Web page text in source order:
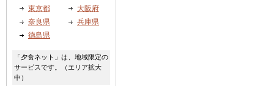
東京都
大阪府
奈良県
兵庫県
徳島県
「夕食ネット」は、地域限定の
サービスです。（エリア拡大
中）